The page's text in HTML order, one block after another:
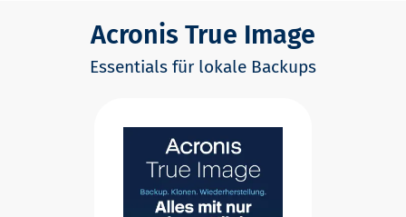
Acronis True Image
Essentials für lokale Backups